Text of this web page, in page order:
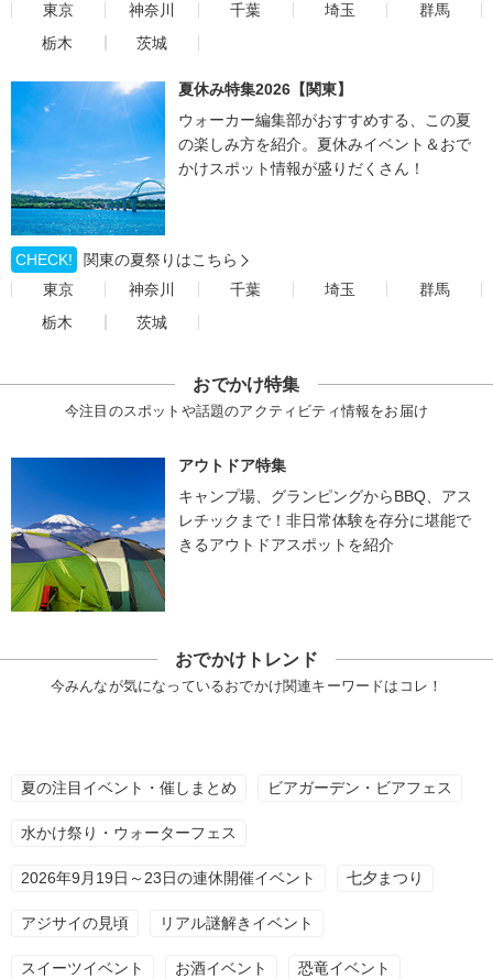
東京
神奈川 千葉 埼玉
群馬
栃木
茨城
夏休み特集2026【関東】
ウォーカー編集部がおすすめする、この夏
の楽しみ方を紹介。夏休みイベント＆おで
かけスポット情報が盛りだくさん！
CHECK!
関東の夏祭りはこちら
東京
神奈川 千葉 埼玉
群馬
栃木
茨城
おでかけ特集
今注目のスポットや話題のアクティビティ情報をお届け
アウトドア特集
キャンプ場、グランピングからBBQ、アス
レチックまで！非日常体験を存分に堪能で
きるアウトドアスポットを紹介
おでかけトレンド
今みんなが気になっているおでかけ関連キーワードはコレ！
夏の注目イベント・催しまとめ ビアガーデン・ビアフェス
水かけ祭り・ウォーターフェス
2026年9月19日～23日の連休開催イベント 七夕まつり
アジサイの見頃 リアル謎解きイベント
スイーツイベント お酒イベント 恐竜イベント